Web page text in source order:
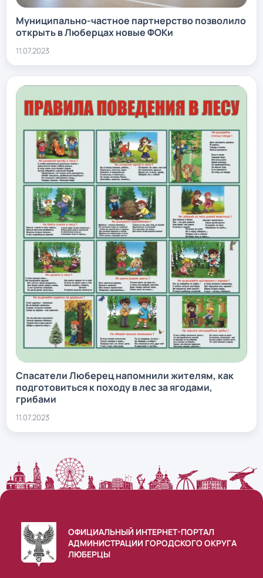
Муниципально-частное партнерство позволило
открыть в Люберцах новые ФОКи
11.07.2023
Спасатели Люберец напомнили жителям, как
подготовиться к походу в лес за ягодами,
грибами
11.07.2023
ОФИЦИАЛЬНЫЙ ИНТЕРНЕТ-ПОРТАЛ
АДМИНИСТРАЦИИ ГОРОДСКОГО ОКРУГА
ЛЮБЕРЦЫ